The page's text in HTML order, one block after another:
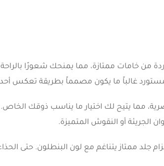
من خامات ممتازة، مما يمنحك شعورًا
غالباً ما يكون مصمماً بطريقة تعكس
مما يتيح لك اختيار ما يناسب ذوقك
الجريئة أو النقوش المتميزة.
جلد ممتاز يتناغم مع لون البنطلون. حتى